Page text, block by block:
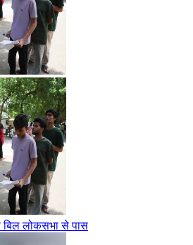
लोकसभा से पास